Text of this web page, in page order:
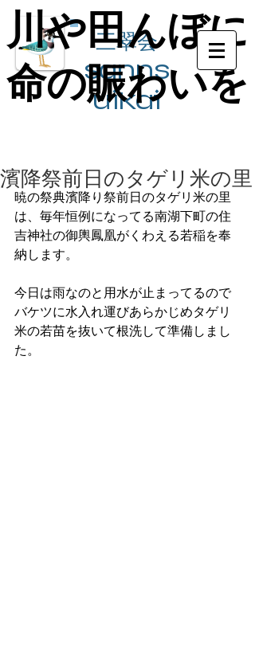
三翠会
sanns
ui​kai
川や田んぼに
川や田んぼに
命の賑わいを
命の賑わいを
濱降祭前日のタゲリ米の里
暁の祭典濱降り祭前日のタゲリ米の里
は、毎年恒例になってる南湖下町の住
吉神社の御輿鳳凰がくわえる若稲を奉
納します。
今日は雨なのと用水が止まってるので
バケツに水入れ運びあらかじめタゲリ
米の若苗を抜いて根洗して準備しまし
た。